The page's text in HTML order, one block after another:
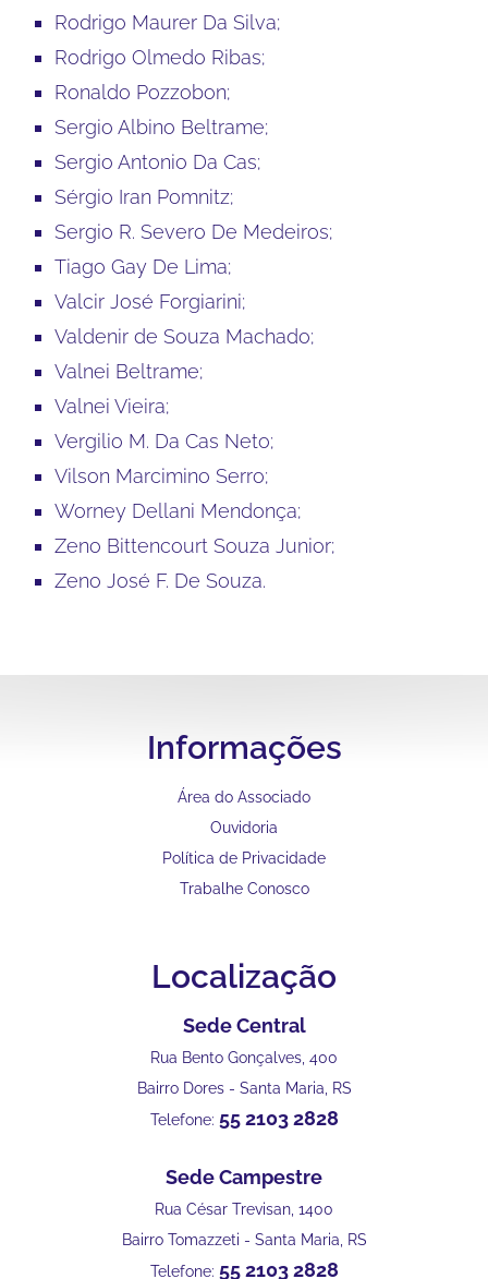
Rodrigo Maurer Da Silva;
Rodrigo Olmedo Ribas;
Ronaldo Pozzobon;
Sergio Albino Beltrame;
Sergio Antonio Da Cas;
Sérgio Iran Pomnitz;
Sergio R. Severo De Medeiros;
Tiago Gay De Lima;
Valcir José Forgiarini;
Valdenir de Souza Machado;
Valnei Beltrame;
Valnei Vieira;
Vergilio M. Da Cas Neto;
Vilson Marcimino Serro;
Worney Dellani Mendonça;
Zeno Bittencourt Souza Junior;
Zeno José F. De Souza.
Informações
Área do Associado
Ouvidoria
Política de Privacidade
Trabalhe Conosco
Localização
Sede Central
Rua Bento Gonçalves, 400
Bairro Dores - Santa Maria, RS
Telefone: 55 2103 2828
Sede Campestre
Rua César Trevisan, 1400
Bairro Tomazzeti - Santa Maria, RS
Telefone: 55 2103 2828